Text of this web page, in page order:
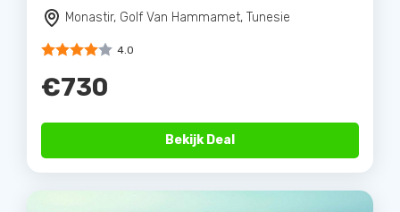
Monastir, Golf Van Hammamet, Tunesie
4.0
€730
Bekijk Deal